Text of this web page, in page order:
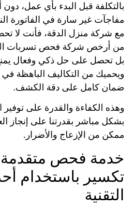
بالتكلفة قبل البدء بأي عمل،
مفاجآت غير سارة في الفاتورة
مع شركة منزل الدقة، فأنت لا
من أرخص شركة فحص تسربات
بل تحصل على حل ذكي وفعال يمنع
ويحميك من التكاليف الباهظة
ضمان كامل على دقة الكشف.
وهذه الكفاءة والقدرة على توفير
بشكل مباشر بقدرتنا على إنجاز
ممكن من الإزعاج والأضرار.
خدمة فحص متقدمة
تكسير باستخدام
التقنية